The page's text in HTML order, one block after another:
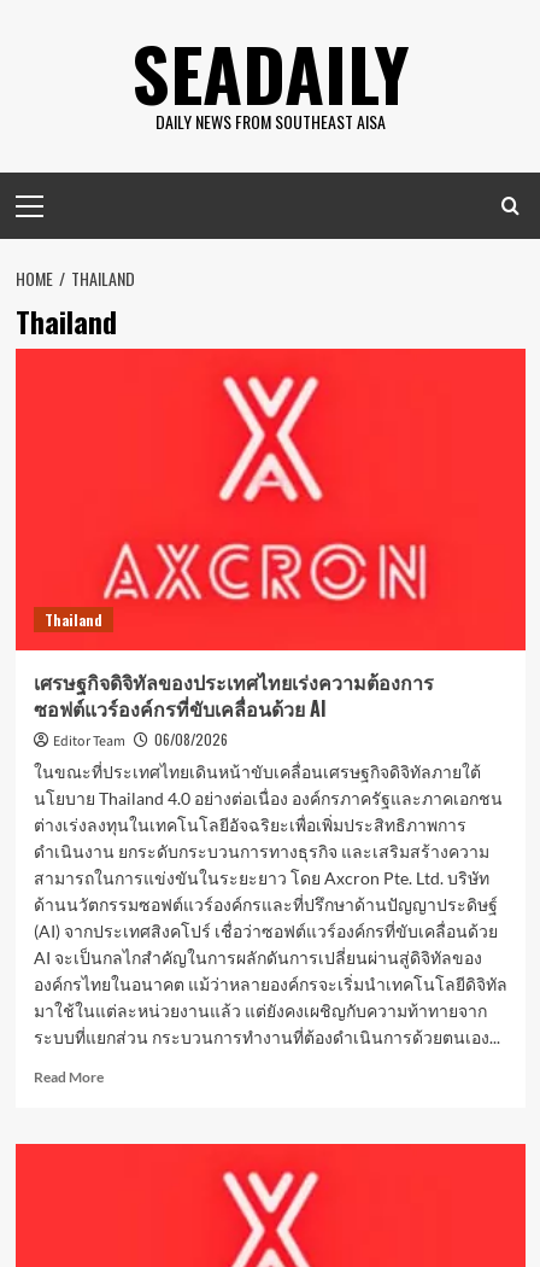
SEADAILY
DAILY NEWS FROM SOUTHEAST AISA
Menu
HOME THAILAND
Thailand
Thailand
เศรษฐกิจดิจิทัลของประเทศไทยเร่งความต้องการ
ซอฟต์แวร์องค์กรที่ขับเคลื่อนด้วย AI
Editor Team
06/08/2026
ในขณะที่ประเทศไทยเดินหน้าขับเคลื่อนเศรษฐกิจดิจิทัลภายใต้
นโยบาย Thailand 4.0 อย่างต่อเนื่อง องค์กรภาครัฐและภาคเอกชน
ต่างเร่งลงทุนในเทคโนโลยีอัจฉริยะเพื่อเพิ่มประสิทธิภาพการ
ดำเนินงาน ยกระดับกระบวนการทางธุรกิจ และเสริมสร้างความ
สามารถในการแข่งขันในระยะยาว โดย Axcron Pte. Ltd. บริษัท
ด้านนวัตกรรมซอฟต์แวร์องค์กรและที่ปรึกษาด้านปัญญาประดิษฐ์
(AI) จากประเทศสิงคโปร์ เชื่อว่าซอฟต์แวร์องค์กรที่ขับเคลื่อนด้วย
AI จะเป็นกลไกสำคัญในการผลักดันการเปลี่ยนผ่านสู่ดิจิทัลของ
องค์กรไทยในอนาคต แม้ว่าหลายองค์กรจะเริ่มนำเทคโนโลยีดิจิทัล
มาใช้ในแต่ละหน่วยงานแล้ว แต่ยังคงเผชิญกับความท้าทายจาก
ระบบที่แยกส่วน กระบวนการทำงานที่ต้องดำเนินการด้วยตนเอง...
Read MoreRead
เศรษฐกิจ